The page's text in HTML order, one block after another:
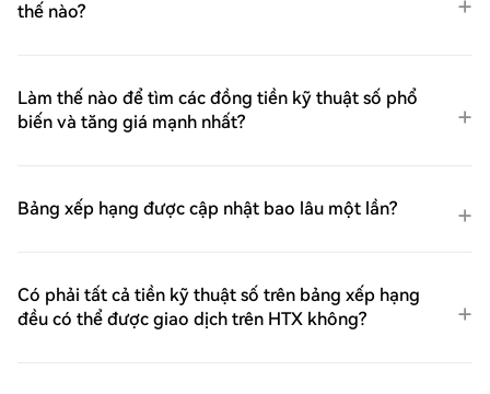
thế nào?
Làm thế nào để tìm các đồng tiền kỹ thuật số phổ
biến và tăng giá mạnh nhất?
Bảng xếp hạng được cập nhật bao lâu một lần?
Có phải tất cả tiền kỹ thuật số trên bảng xếp hạng
đều có thể được giao dịch trên HTX không?